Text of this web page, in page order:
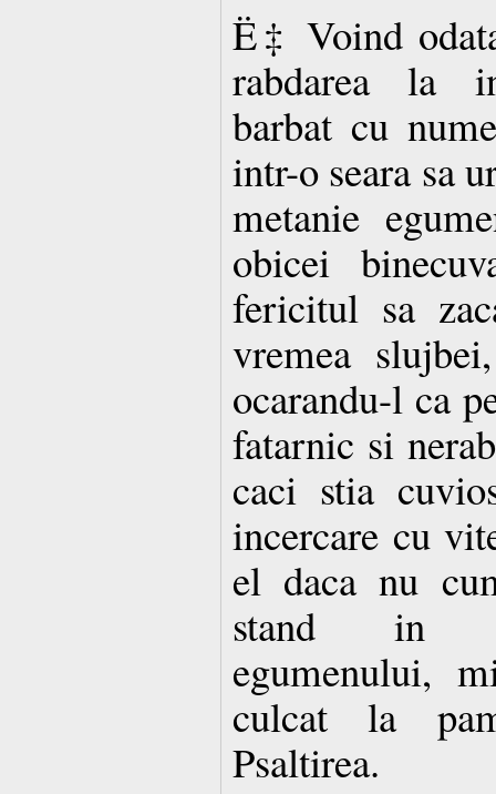
Ë‡ Voind
rabdarea la
barbat cu
intr-o seara sa
metanie
obicei
fericitul sa
vremea
ocarandu-l ca
fatarnic si
caci stia
incercare cu
el daca nu
stand in
egumenului,
culcat la
Psaltirea.